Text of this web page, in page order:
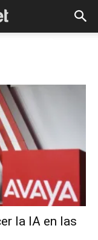
la IA en las